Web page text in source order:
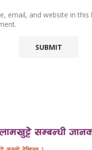
email, and website in